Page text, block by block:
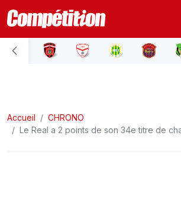
ACCUEIL
LIGUE 2
Accueil
CHRONO
Le Real a 2 points de son 34e titre de